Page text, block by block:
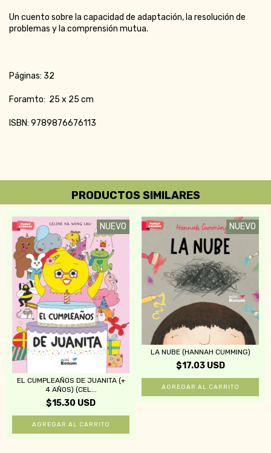
Un cuento sobre la capacidad de adaptación, la resolución de
problemas y la comprensión mutua.
Páginas: 32
Foramto: 25 x 25 cm
ISBN: 9789876676113
PRODUCTOS SIMILARES
NUEVO
EL CUMPLEAÑOS DE JUANITA (+
4 AÑOS) (CEL...
$15.30 USD
NUEVO
LA NUBE (HANNAH CUMMING)
$17.03 USD